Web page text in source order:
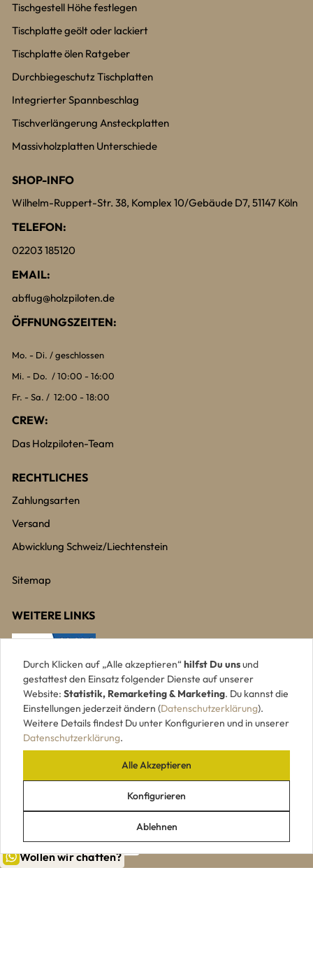
Wollen wir chatten?
Tischgestell Höhe festlegen
Tischplatte geölt oder lackiert
Tischplatte ölen Ratgeber
Durchbiegeschutz Tischplatten
Integrierter Spannbeschlag
Tischverlängerung Ansteckplatten
Massivholzplatten Unterschiede
SHOP-INFO
Wilhelm-Ruppert-Str. 38, Komplex 10/Gebäude D7, 51147 Köln
TELEFON:
02203 185120
EMAIL:
abflug@holzpiloten.de
ÖFFNUNGSZEITEN:
Mo. - Di. / geschlossen
Mi. - Do. / 10:00 - 16:00
Fr. - Sa. / 12:00 - 18:00
CREW:
Das Holzpiloten-Team
RECHTLICHES
Zahlungsarten
Versand
Abwicklung Schweiz/Liechtenstein
Sitemap
WEITERE LINKS
UNSERE ZAHLUNGSARTEN
Durch Klicken auf „Alle akzeptieren“ hilfst Du unsund
gestattest den Einsatz folgender Dienste auf unserer
Website: Statistik, Remarketing & Marketing. Du kannst die
Einstellungen jederzeit ändern (Datenschutzerklärung).
Weitere Details findest Du unter Konfigurieren und in unserer
Datenschutzerklärung.
Ablehnen
Konfigurieren
Alle Akzeptieren